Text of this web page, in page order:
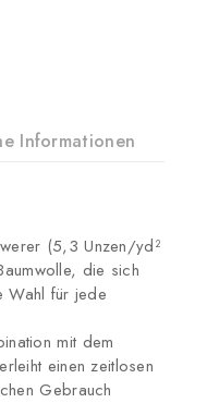
Informationen
(5,3 Unzen/yd²
die sich
Wahl für jede
mit dem
einen zeitlosen
Gebrauch